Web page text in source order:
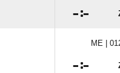
:
ME |
: